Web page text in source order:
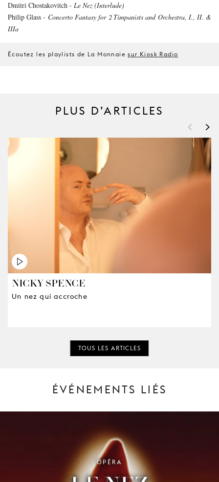
Dmitri Chostakovitch - Le Nez (Interlude)
Philip Glass - Concerto Fantasy for 2 Timpanists and Orchestra, I., II. &
IIIa
Écoutez les playlists de La Monnaiesur Kiosk Radio
PLUS D’ARTICLES
< >
NICKY SPENCE
Un nez qui accroche
TOUS LES ARTICLES
ÉVÉNEMENTS LIÉS
OPÉRA